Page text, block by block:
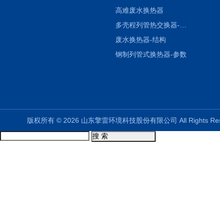
高难废水换热器
废水换热器-结构
钢制列管式换热器-参数
版权所有 © 2026 山东擎雷环境科技股份有限公司 All